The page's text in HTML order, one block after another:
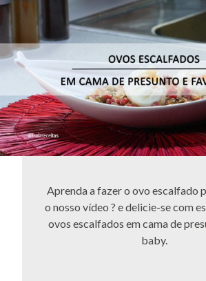
Aprenda a fazer o ovo escalfado
o nosso vídeo ? e delicie-se com
ovos escalfados em cama de
baby.